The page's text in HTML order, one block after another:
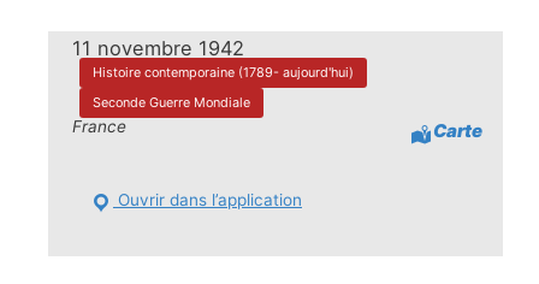
11 novembre 1942
Histoire contemporaine (1789- aujourd'hui)
Seconde Guerre Mondiale
France Carte
Ouvrir dans l’application